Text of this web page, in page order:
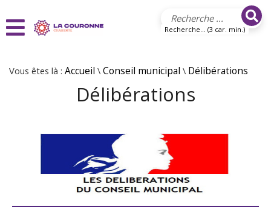
Recherche... (3 car. min.)
Vous êtes là : Accueil \ Conseil municipal \ Délibérations
Délibérations